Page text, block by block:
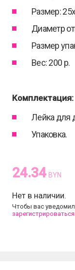
Размер:
Диаметр
Размер
Вес: 200 р.
Комплектация:
Лейка для
Упаковка.
24.34 BYN
Нет в наличии.
Чтобы вас